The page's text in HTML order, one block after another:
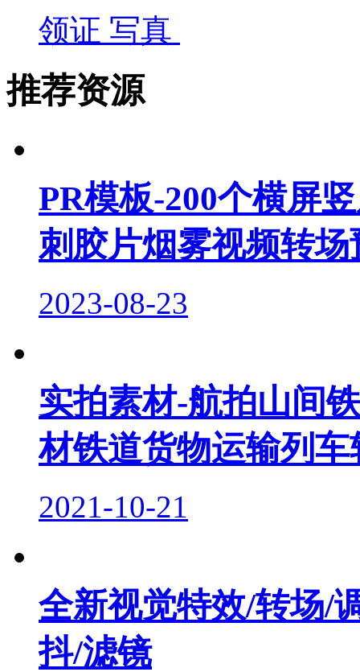
领证 写真
推荐资源
PR模板-200个横屏
刺胶片烟雾视频转场
2023-08-23
实拍素材-航拍山间
材铁道货物运输列车
2021-10-21
全新视觉特效/转场/
抖/滤镜